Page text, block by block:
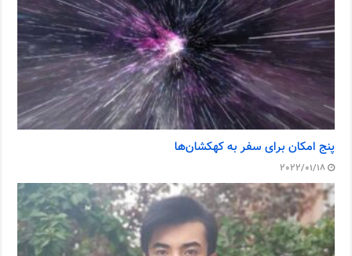
پنج امکان برای سفر به کهکشان‌ها
2022/01/18